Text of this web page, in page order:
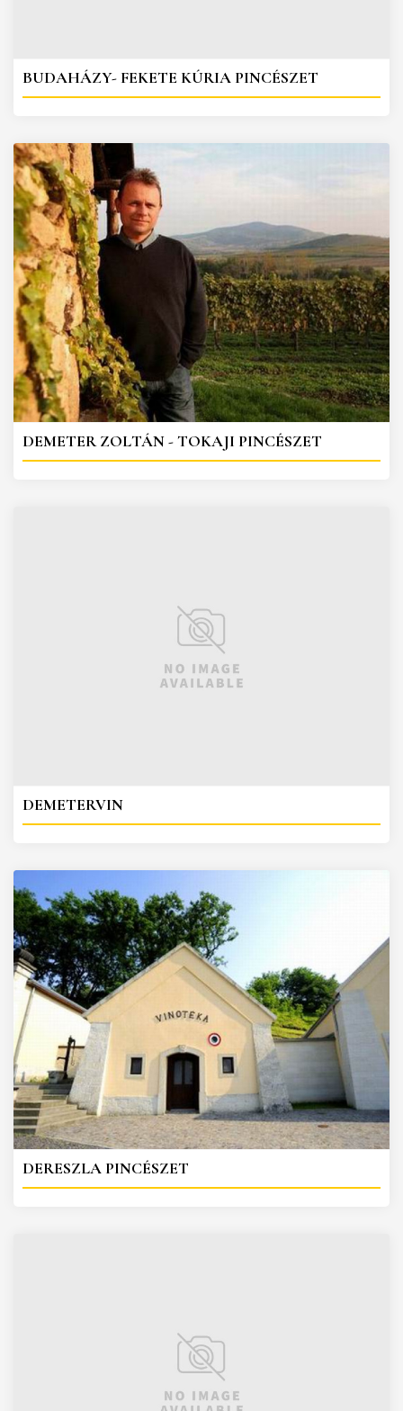
BUDAHÁZY- FEKETE KÚRIA PINCÉSZET
DEMETER ZOLTÁN - TOKAJI PINCÉSZET
DEMETERVIN
DERESZLA PINCÉSZET